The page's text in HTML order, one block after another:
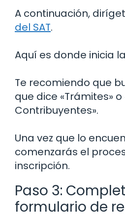
A continuación,
del SAT.
Aquí es donde inicia
Te recomiendo que
que dice «Trámites»
Contribuyentes».
Una vez que lo
comenzarás el
inscripción.
Paso 3:
formulario de